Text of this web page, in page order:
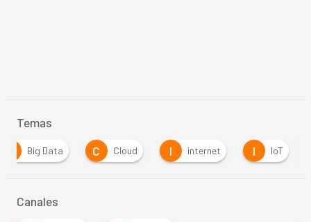
Temas
Big Data C Cloud I internet I IoT
Canales